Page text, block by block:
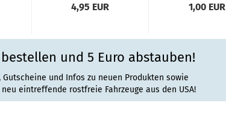
4,95 EUR 1,00 EUR
und 5 Euro abstauben!
Gutscheine und Infos zu neuen Produkten sowie
eintreffende rostfreie Fahrzeuge aus den USA!